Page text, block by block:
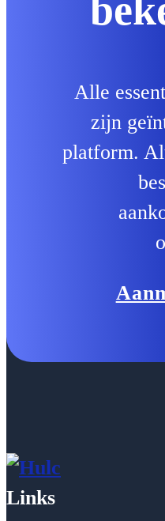
Alle
zijn
platform.
Links